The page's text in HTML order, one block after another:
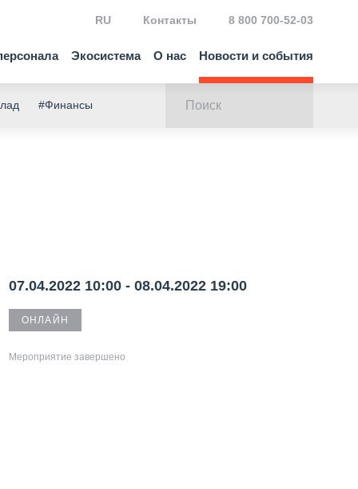
Экосистема О нас Новости и события
RU Контакты 8 800 700-52-03
#Финансы
07.04.2022 10:00 - 08.04.2022 19:00
ОНЛАЙН
Мероприятие завершено